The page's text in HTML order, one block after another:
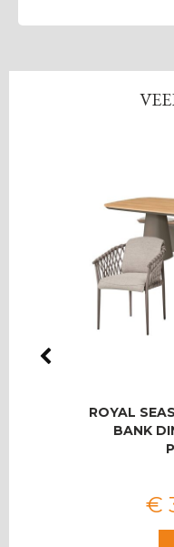
ROYAL
BANK
€